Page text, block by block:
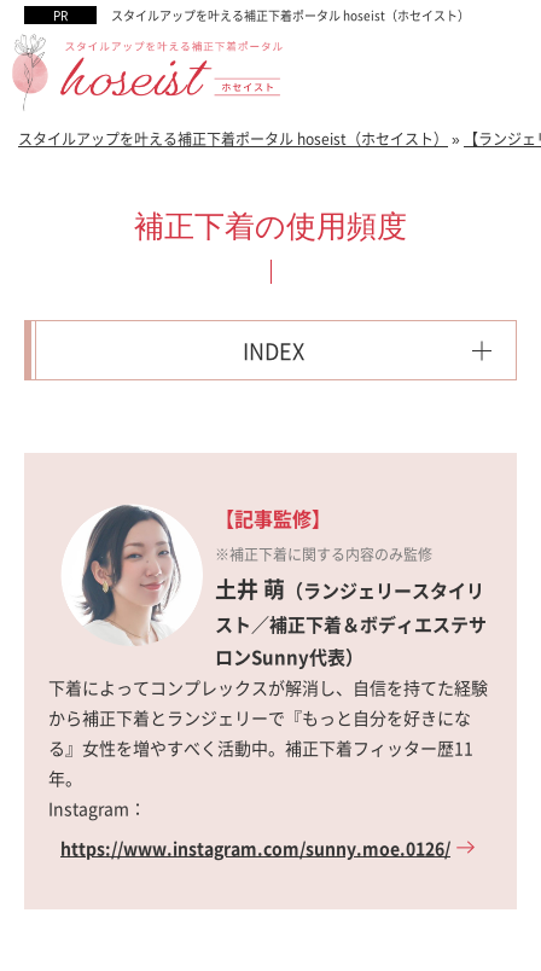
スタイルアップを叶える補正下着ポータル hoseist（ホセイスト）
スタイルアップを叶える補正下着ポータル hoseist（ホセイスト） » 【ランジ
補正下着の使用頻度
INDEX
【記事監修】
※補正下着に関する内容のみ監修
土井 萌 （ランジェリースタイリ
スト／補正下着＆ボディエステサ
ロンSunny代表）
下着によってコンプレックスが解消し、自信を持てた経験
から補正下着とランジェリーで『もっと自分を好きにな
る』女性を増やすべく活動中。補正下着フィッター歴11
年。
Instagram：
https://www.instagram.com/sunny.moe.0126/